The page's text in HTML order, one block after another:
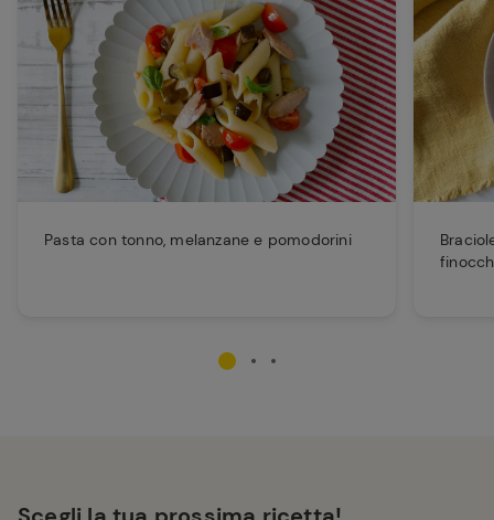
Pasta con tonno, melanzane e pomodorini